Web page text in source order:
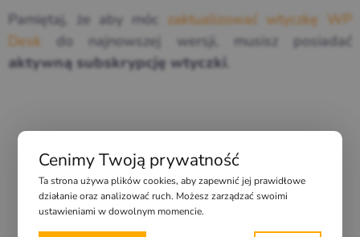
Pamiętaj, że aby móc zaktualizować wtyczkę WP
Desk do najnowszej wersji, musisz posiadać
aktywną subskrypcję wtyczki
Cenimy Twoją prywatność
Ta strona używa plików cookies, aby zapewnić jej prawidłowe
działanie oraz analizować ruch. Możesz zarządzać swoimi
ustawieniami w dowolnym momencie.